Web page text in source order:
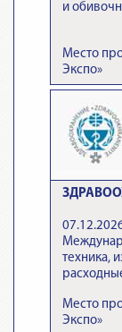
и
Место
Экспо»
техника,
Место
Экспо»